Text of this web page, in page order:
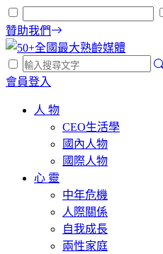
贊助我們
會員登入
人 物
CEO生活學
國內人物
國際人物
心 靈
中年危機
人際關係
自我成長
兩性家庭